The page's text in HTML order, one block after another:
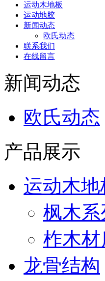
运动木地板
运动地胶
新闻动态
欧氏动态
联系我们
在线留言
新闻动态
欧氏动态
产品展示
运动木地
枫木系
柞木材
龙骨结构